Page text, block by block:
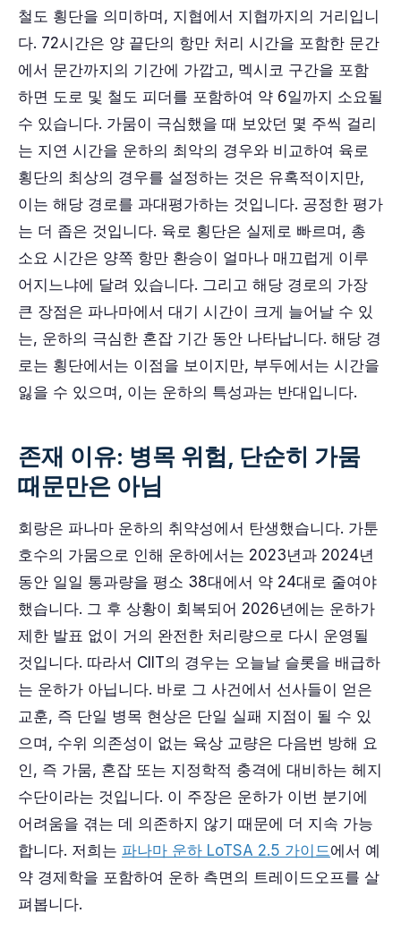
철도 횡단을 의미하며, 지협에서 지협까지의 거리입니
다. 72시간은 양 끝단의 항만 처리 시간을 포함한 문간
에서 문간까지의 기간에 가깝고, 멕시코 구간을 포함
하면 도로 및 철도 피더를 포함하여 약 6일까지 소요될
수 있습니다. 가뭄이 극심했을 때 보았던 몇 주씩 걸리
는 지연 시간을 운하의 최악의 경우와 비교하여 육로
횡단의 최상의 경우를 설정하는 것은 유혹적이지만,
이는 해당 경로를 과대평가하는 것입니다. 공정한 평가
는 더 좁은 것입니다. 육로 횡단은 실제로 빠르며, 총
소요 시간은 양쪽 항만 환승이 얼마나 매끄럽게 이루
어지느냐에 달려 있습니다. 그리고 해당 경로의 가장
큰 장점은 파나마에서 대기 시간이 크게 늘어날 수 있
는, 운하의 극심한 혼잡 기간 동안 나타납니다. 해당 경
로는 횡단에서는 이점을 보이지만, 부두에서는 시간을
잃을 수 있으며, 이는 운하의 특성과는 반대입니다.
존재 이유: 병목 위험, 단순히 가뭄
때문만은 아님
회랑은 파나마 운하의 취약성에서 탄생했습니다. 가툰
호수의 가뭄으로 인해 운하에서는 2023년과 2024년
동안 일일 통과량을 평소 38대에서 약 24대로 줄여야
했습니다. 그 후 상황이 회복되어 2026년에는 운하가
제한 발표 없이 거의 완전한 처리량으로 다시 운영될
것입니다. 따라서 CIIT의 경우는 오늘날 슬롯을 배급하
는 운하가 아닙니다. 바로 그 사건에서 선사들이 얻은
교훈, 즉 단일 병목 현상은 단일 실패 지점이 될 수 있
으며, 수위 의존성이 없는 육상 교량은 다음번 방해 요
인, 즉 가뭄, 혼잡 또는 지정학적 충격에 대비하는 헤지
수단이라는 것입니다. 이 주장은 운하가 이번 분기에
어려움을 겪는 데 의존하지 않기 때문에 더 지속 가능
합니다. 저희는 파나마 운하 LoTSA 2.5 가이드에서 예
약 경제학을 포함하여 운하 측면의 트레이드오프를 살
펴봅니다.